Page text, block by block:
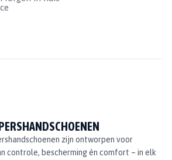
zijn ontworpen voor
controle, bescherming én comfort – in elk